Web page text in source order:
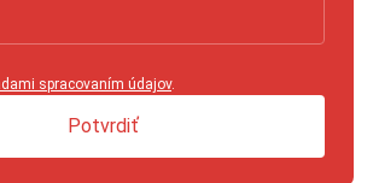
spracovaním údajov.
Potvrdiť